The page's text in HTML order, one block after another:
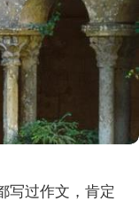
写过作文，肯定